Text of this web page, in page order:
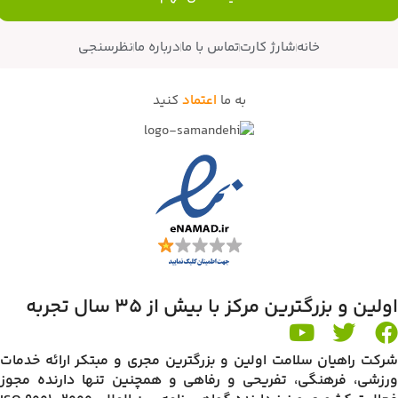
خانهشارژ کارتتماس با مادرباره مانظرسنجی
اولین و بزرگترین مرکز با بیش از 35 سال تجربه
شرکت راهیان سلامت اولین و بزرگترین مجری و مبتکر ارائه خدمات
ورزشی، فرهنگی، تفریحی و رفاهی و همچنین تنها دارنده مجوز
به ما اعتماد کنید